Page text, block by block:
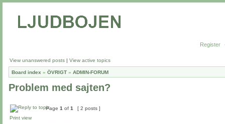
Register
View unanswered posts | View active topics
Board index » ÖVRIGT » ADMIN-FORUM
Problem med sajten?
Page 1 of 1
[ 2 posts ]
Print view